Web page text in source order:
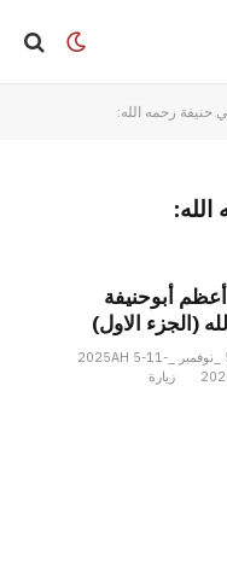
حنيفة رحمه الله:
أعظم أبوحنیفة
(الجزء الاول)
الأربعاء _5 _نوفمبر _2025AH 5-11-
زيارة